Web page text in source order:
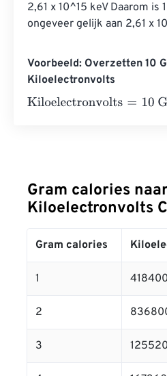
2,61 x 10^15 keV Daarom is
ongeveer gelijk aan 2,61 x
Voorbeeld: Overzetten 10
Kiloelectronvolts
Kiloelectronvolts=10 Gram
Gram calories
Kiloelectronvolts
Gram calories
1
2
3